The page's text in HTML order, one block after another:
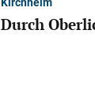
Durch